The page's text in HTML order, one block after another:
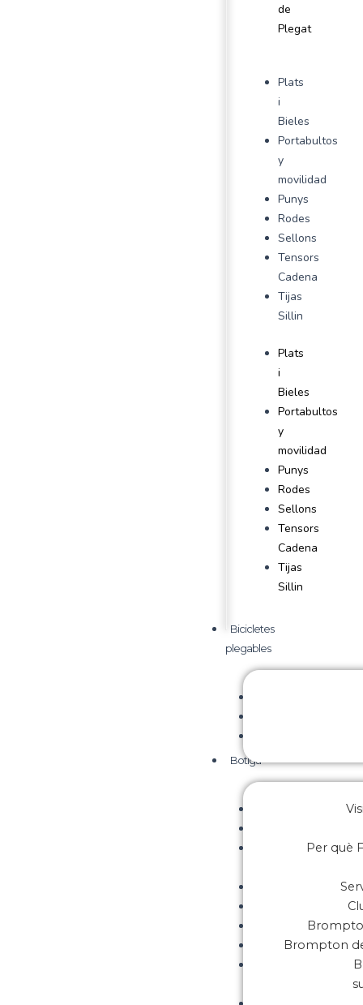
de
Plegat
Plats
i
Bieles
Portabultos
y
movilidad
Punys
Rodes
Sellons
Tensors
Cadena
Tijas
Sillin
Plats
i
Bieles
Portabultos
y
movilidad
Punys
Rodes
Sellons
Tensors
Cadena
Tijas
Sillin
Bicicletes
plegables
Botiga
Per què
Brompton